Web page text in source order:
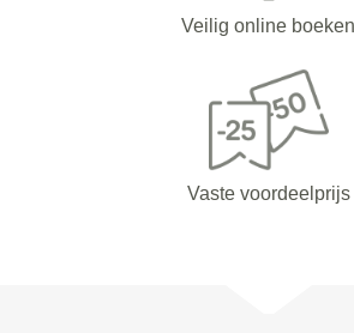
Veilig online boeken
Vaste voordeelprijs